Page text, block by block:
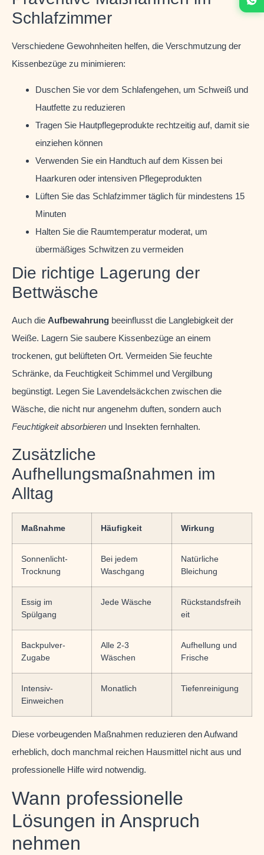
Schlafzimmer
Verschiedene Gewohnheiten helfen, die Verschmutzung der
Kissenbezüge zu minimieren:
Duschen Sie vor dem Schlafengehen, um Schweiß und
Hautfette zu reduzieren
Tragen Sie Hautpflegeprodukte rechtzeitig auf, damit sie
einziehen können
Verwenden Sie ein Handtuch auf dem Kissen bei
Haarkuren oder intensiven Pflegeprodukten
Lüften Sie das Schlafzimmer täglich für mindestens 15
Minuten
Halten Sie die Raumtemperatur moderat, um
übermäßiges Schwitzen zu vermeiden
Die richtige Lagerung der
Bettwäsche
Auch die Aufbewahrung beeinflusst die Langlebigkeit der
Weiße. Lagern Sie saubere Kissenbezüge an einem
trockenen, gut belüfteten Ort. Vermeiden Sie feuchte
Schränke, da Feuchtigkeit Schimmel und Vergilbung
begünstigt. Legen Sie Lavendelsäckchen zwischen die
Wäsche, die nicht nur angenehm duften, sondern auch
Feuchtigkeit absorbieren und Insekten fernhalten.
Zusätzliche
Aufhellungsmaßnahmen im
Alltag
Maßnahme Häufigkeit Wirkung
Sonnenlicht-
Trocknung
Bei jedem
Waschgang
Natürliche
Bleichung
Essig im
Spülgang
Jede Wäsche
Rückstandsfreih
eit
Backpulver-
Zugabe
Alle 2-3
Wäschen
Aufhellung und
Frische
Intensiv-
Einweichen
Monatlich Tiefenreinigung
Diese vorbeugenden Maßnahmen reduzieren den Aufwand
erheblich, doch manchmal reichen Hausmittel nicht aus und
professionelle Hilfe wird notwendig.
Wann professionelle
Lösungen in Anspruch
nehmen